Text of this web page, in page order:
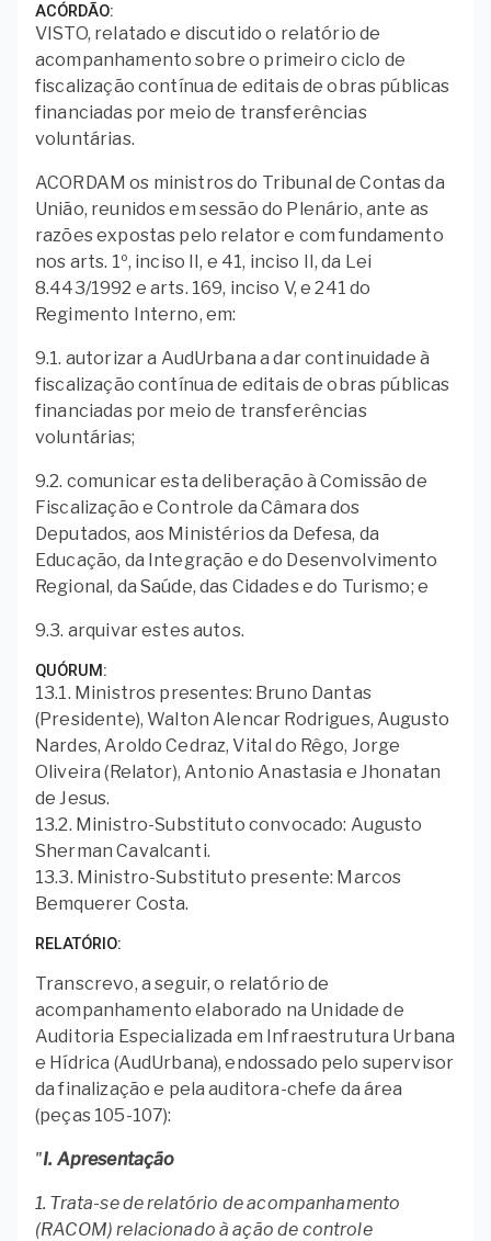
ACÓRDÃO
VISTO, relatado e discutido o relatório de
acompanhamento sobre o primeiro ciclo de
fiscalização contínua de editais de obras públicas
financiadas por meio de transferências
voluntárias.
ACORDAM os ministros do Tribunal de Contas da
União, reunidos em sessão do Plenário, ante as
razões expostas pelo relator e com fundamento
nos arts. 1º, inciso II, e 41, inciso II, da Lei
8.443/1992 e arts. 169, inciso V, e 241 do
Regimento Interno, em:
9.1. autorizar a AudUrbana a dar continuidade à
fiscalização contínua de editais de obras públicas
financiadas por meio de transferências
voluntárias;
9.2. comunicar esta deliberação à Comissão de
Fiscalização e Controle da Câmara dos
Deputados, aos Ministérios da Defesa, da
Educação, da Integração e do Desenvolvimento
Regional, da Saúde, das Cidades e do Turismo; e
9.3. arquivar estes autos.
QUÓRUM
13.1. Ministros presentes: Bruno Dantas
(Presidente), Walton Alencar Rodrigues, Augusto
Nardes, Aroldo Cedraz, Vital do Rêgo, Jorge
Oliveira (Relator), Antonio Anastasia e Jhonatan
de Jesus.
13.2. Ministro-Substituto convocado: Augusto
Sherman Cavalcanti.
13.3. Ministro-Substituto presente: Marcos
Bemquerer Costa.
RELATÓRIO
Transcrevo, a seguir, o relatório de
acompanhamento elaborado na Unidade de
Auditoria Especializada em Infraestrutura Urbana
e Hídrica (AudUrbana), endossado pelo supervisor
da finalização e pela auditora-chefe da área
(peças 105-107):
"I. Apresentação
1. Trata-se de relatório de acompanhamento
(RACOM) relacionado à ação de controle